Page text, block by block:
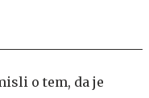
o tem, da je